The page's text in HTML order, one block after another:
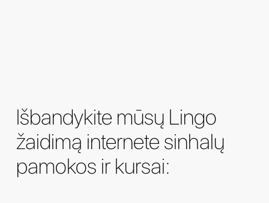
Išbandykite mūsų Lingo
žaidimą internete sinhalų
pamokos ir kursai: